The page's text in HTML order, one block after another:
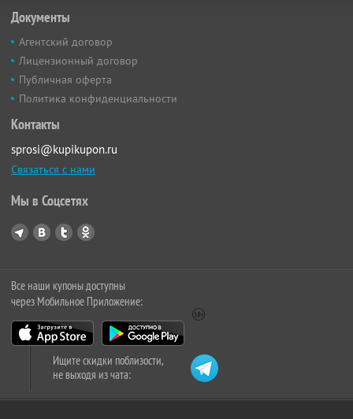
Документы
Агентский договор
Лицензионный договор
Публичная оферта
Политика конфиденциальности
Контакты
sprosi@kupikupon.ru
Связаться с нами
Мы в Соцсетях
Все наши купоны доступны
через Мобильное Приложение:
Ищите скидки поблизости,
не выходя из чата: